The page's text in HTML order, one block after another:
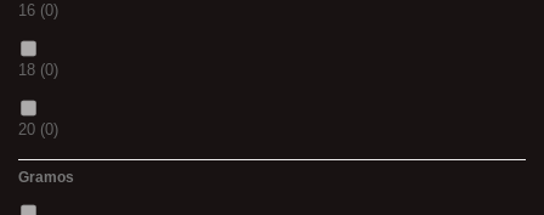
14(0)
42(0)
23(0)
3 M (0)
(0)
(0)
14MM
16 (0)
18 (0)
20 (0)
Gramos